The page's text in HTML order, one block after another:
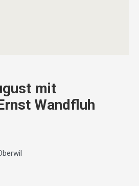
mit
Wandfluh